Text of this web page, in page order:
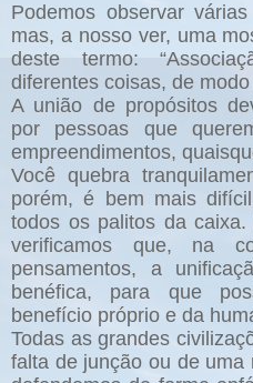
Podemos observar
mas, a nosso ver, uma
deste termo:
diferentes coisas, de
A união de propósitos
por pessoas que
empreendimentos,
Você quebra
porém, é bem mais
todos os palitos da
verificamos que, na
pensamentos, a
benéfica, para que
benefício próprio e da
Todas as grandes
falta de junção ou de uma